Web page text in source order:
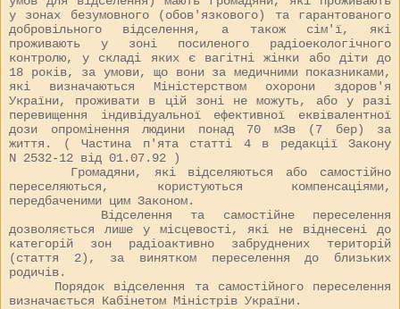
у зонах безумовного (обов'язкового) та гарантованого
добровільного відселення, а також сім'ї, які
проживають у зоні посиленого радіоекологічного
контролю, у складі яких є вагітні жінки або діти до
18 років, за умови, що вони за медичними показниками,
які визначаються Міністерством охорони здоров'я
України, проживати в цій зоні не можуть, або у разі
перевищення індивідуальної ефективної еквівалентної
дози опромінення людини понад 70 мЗв (7 бер) за
життя. ( Частина п'ята статті 4 в редакції Закону
N 2532-12 від 01.07.92 )
Громадяни, які відселяються або самостійно
переселяються, користуються компенсаціями,
передбаченими цим Законом.
Відселення та самостійне переселення
дозволяється лише у місцевості, які не віднесені до
категорій зон радіоактивно забруднених територій
(стаття 2), за винятком переселення до близьких
родичів.
Порядок відселення та самостійного переселення
визначається Кабінетом Міністрів України.